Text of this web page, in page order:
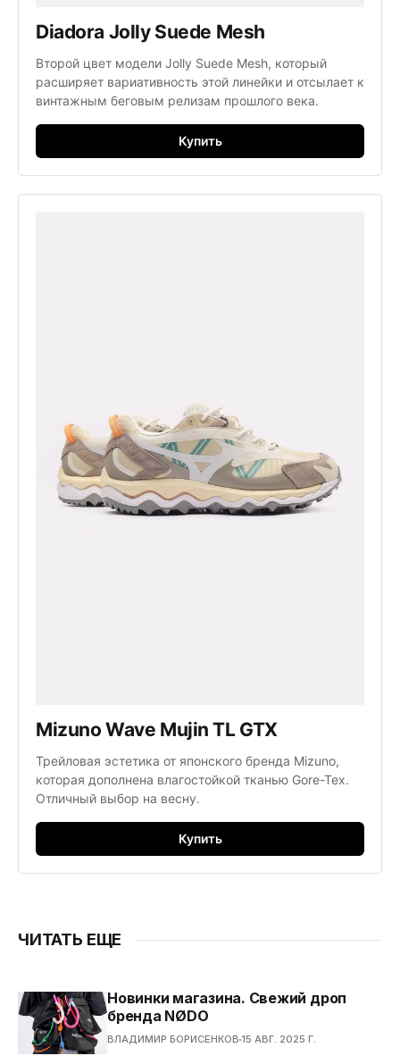
Diadora Jolly Suede Mesh
Второй цвет модели Jolly Suede Mesh, который
расширяет вариативность этой линейки и отсылает к
винтажным беговым релизам прошлого века.
Купить
Mizuno Wave Mujin TL GTX
Трейловая эстетика от японского бренда Mizuno,
которая дополнена влагостойкой тканью Gore-Tex.
Отличный выбор на весну.
Купить
ЧИТАТЬ ЕЩЕ
Новинки магазина. Свежий дроп
бренда NØDO
ВЛАДИМИР БОРИСЕНКОВ 15 АВГ. 2025 Г.